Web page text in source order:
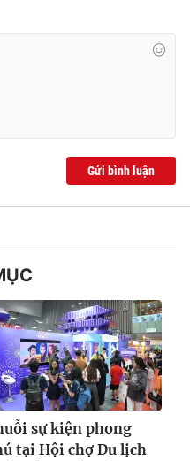
Gửi bình luận
sự kiện phong
tại Hội chợ Du lịch